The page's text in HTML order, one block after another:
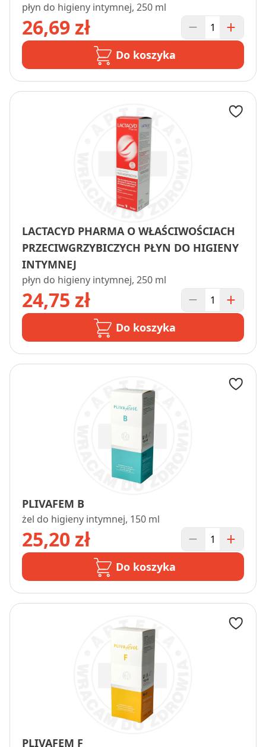
płyn do higieny intymnej, 250 ml
26,69 zł
Do koszyka
LACTACYD PHARMA O WŁAŚCIWOŚCIACH
PRZECIWGRZYBICZYCH PŁYN DO HIGIENY
INTYMNEJ
płyn do higieny intymnej, 250 ml
24,75 zł
Do koszyka
PLIVAFEM B
żel do higieny intymnej, 150 ml
25,20 zł
Do koszyka
PLIVAFEM F